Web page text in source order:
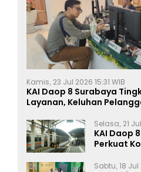
Kamis, 23 Jul 2026 15:31 WIB
KAI Daop 8 Surabaya
Layanan, Keluhan
Selasa, 21
KAI Daop
Perkuat
Sabtu, 18 Jul